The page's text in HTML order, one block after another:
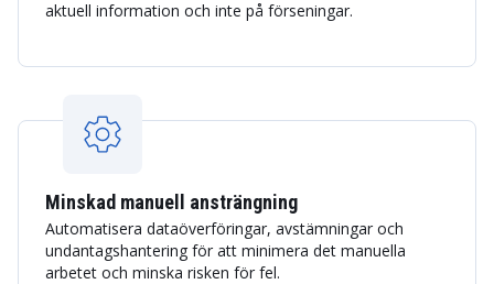
aktuell information och inte på förseningar.
Minskad manuell ansträngning
Automatisera dataöverföringar, avstämningar och
undantagshantering för att minimera det manuella
arbetet och minska risken för fel.